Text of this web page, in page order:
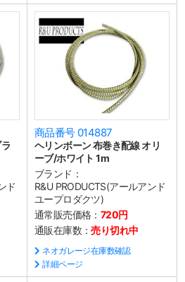
ド
商品番号 014887
ヘリンボーン 布巻き配線 オリ
ーブ/ホワイト 1m
ブランド：
R&U PRODUCTS(アールアンド
ユープロダクツ)
通常販売価格： 720円
通販在庫数：売り切れ中
ネオガレージ在庫数確認
詳細ページ